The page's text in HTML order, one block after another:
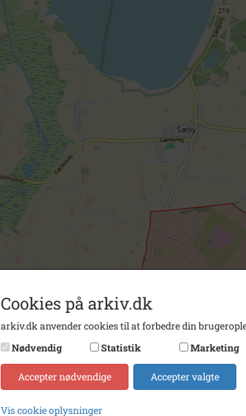
Cookies på arkiv.dk
arkiv.dk anvender cookies til at forbedre din
Nødvendig
Statistik Marketing
Accepter nødvendige Accepter valgte
Vis cookie oplysninger